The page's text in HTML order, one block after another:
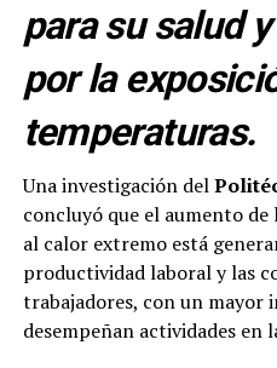
para su salud
por la
temperaturas.
Una investigación del
concluyó que el aumento
al calor extremo está
productividad laboral y las
trabajadores, con un mayor
desempeñan actividades en